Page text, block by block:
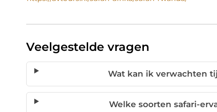
Veelgestelde vragen
Wat kan ik verwachten
Welke soorten safari-